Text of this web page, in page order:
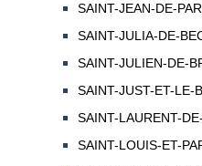
SAINT-JEAN-DE-
SAINT-JULIA-DE-
SAINT-JULIEN-DE-
SAINT-JUST-ET-LE-
SAINT-LAURENT-
SAINT-LOUIS-ET-